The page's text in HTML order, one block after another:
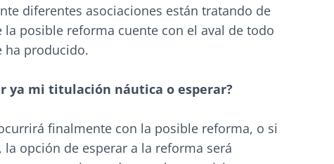
diferentes asociaciones están tratando de
posible reforma cuente con el aval de todo
ha producido.
ya mi titulación náutica o esperar?
finalmente con la posible reforma, o si
opción de esperar a la reforma será